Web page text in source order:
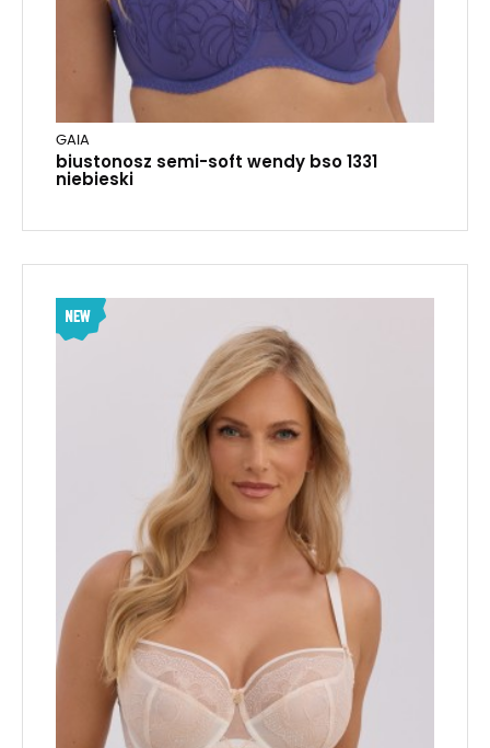
GAIA
biustonosz semi-soft wendy bso 1331
niebieski